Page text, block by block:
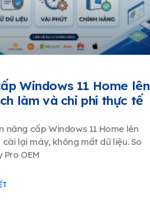
Windows 11 Home lên
làm và chi phí thực tế
nâng cấp Windows 11 Home lên
cài lại máy, không mất dữ liệu. So
Pro OEM